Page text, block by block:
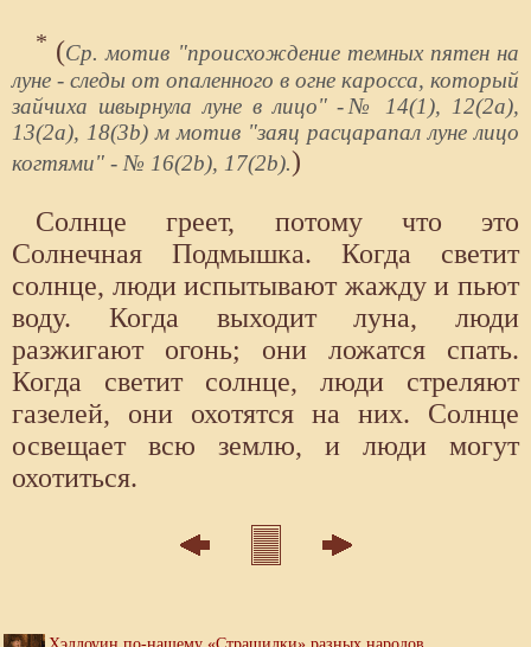
* (Ср. мотив "происхождение темных пятен на
луне - следы от опаленного в огне каросса, который
зайчиха швырнула луне в лицо" -№ 14(1), 12(2а),
13(2а), 18(3b) м мотив "заяц расцарапал луне лицо
когтями" - № 16(2b), 17(2b).)
Солнце греет, потому что это
Солнечная Подмышка. Когда светит
солнце, люди испытывают жажду и пьют
воду. Когда выходит луна, люди
разжигают огонь; они ложатся спать.
Когда светит солнце, люди стреляют
газелей, они охотятся на них. Солнце
освещает всю землю, и люди могут
охотиться.
Хэллоуин по-нашему «Страшилки» разных народов